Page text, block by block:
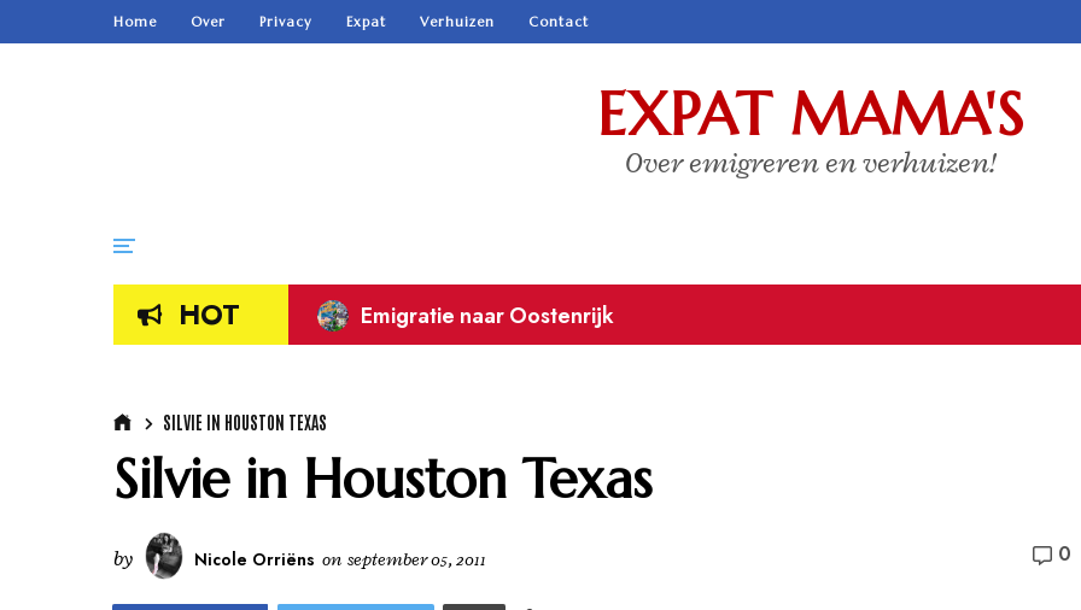
Home Over Privacy Expat Verhuizen Contact
EXPAT MAMA'S
Over emigreren en verhuizen!
HOT Emigratie naar Oostenrijk
SILVIE IN HOUSTON TEXAS
Silvie in Houston Texas
by Nicole Orriëns on september 05, 2011 0